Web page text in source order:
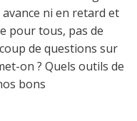
ni en retard et
pour tous, pas de
de questions sur
on ? Quels outils de
bons